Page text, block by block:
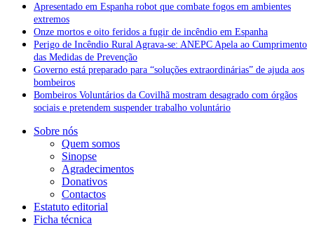
Apresentado em Espanha robot que combate fogos em ambientes
extremos
Onze mortos e oito feridos a fugir de incêndio em Espanha
Perigo de Incêndio Rural Agrava-se: ANEPC Apela ao Cumprimento
das Medidas de Prevenção
Governo está preparado para “soluções extraordinárias” de ajuda aos
bombeiros
Bombeiros Voluntários da Covilhã mostram desagrado com órgãos
sociais e pretendem suspender trabalho voluntário
Sobre nós
Quem somos
Sinopse
Agradecimentos
Donativos
Contactos
Estatuto editorial
Ficha técnica